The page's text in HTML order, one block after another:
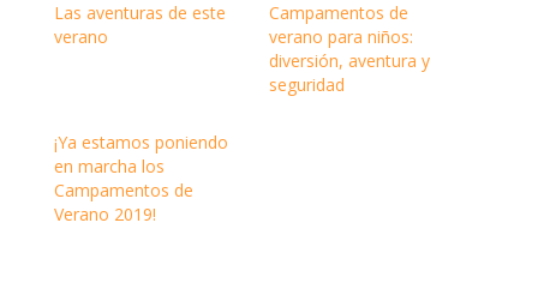
Las aventuras de este
verano
Campamentos de
verano para niños:
diversión, aventura y
seguridad
¡Ya estamos poniendo
en marcha los
Campamentos de
Verano 2019!